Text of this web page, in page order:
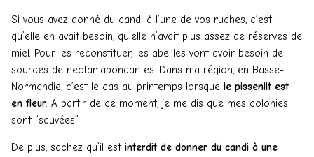
Si vous avez donné du candi à l’une de vos ruches, c’est
qu’elle en avait besoin, qu’elle n’avait plus assez de réserves de
miel. Pour les reconstituer, les abeilles vont avoir besoin de
sources de nectar abondantes. Dans ma région, en Basse-
Normandie, c’est le cas au printemps lorsque le pissenlit est
en fleur. A partir de ce moment, je me dis que mes colonies
sont “sauvées”.
De plus, sachez qu’il est interdit de donner du candi à une